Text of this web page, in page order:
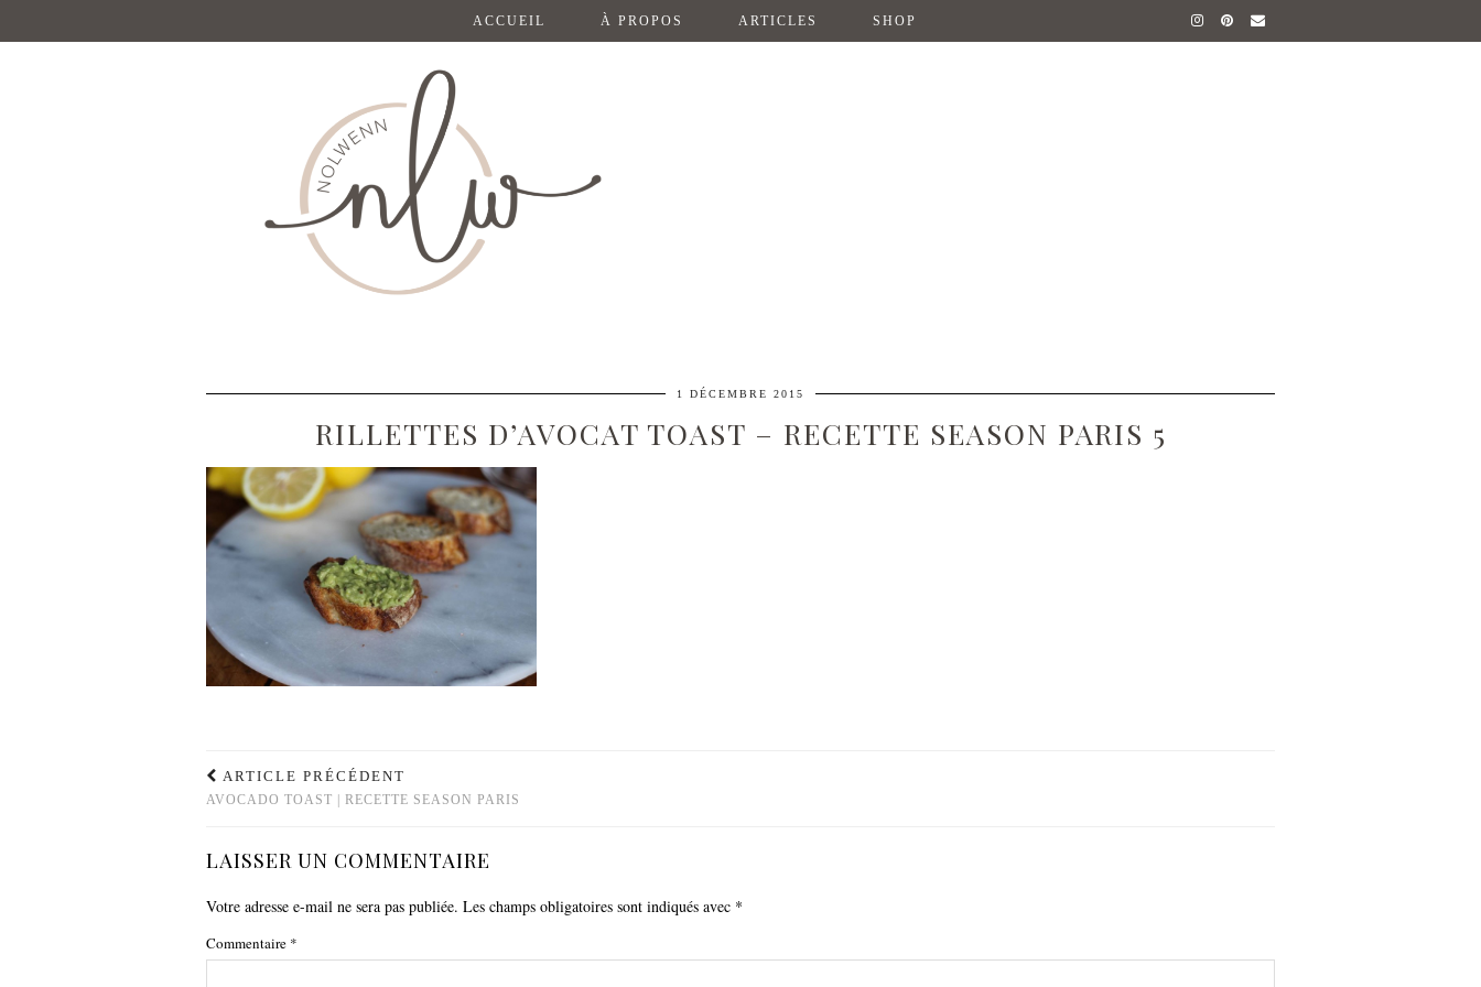
ACCUEIL À PROPOS ARTICLES SHOP
1 DÉCEMBRE 2015
RILLETTES D’AVOCAT TOAST – RECETTE SEASON PARIS 5
ARTICLE PRÉCÉDENT
AVOCADO TOAST | RECETTE SEASON PARIS
LAISSER UN COMMENTAIRE
Votre adresse e-mail ne sera pas publiée. Les champs obligatoires sont indiqués avec *
Commentaire *